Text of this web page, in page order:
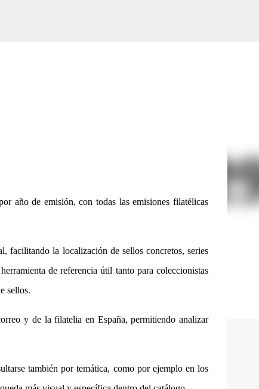
año de emisión, con todas las emisiones filatélicas
facilitando la localización de sellos concretos, series
de referencia útil tanto para coleccionistas
sellos.
y de la filatelia en España, permitiendo analizar
también por temática, como por ejemplo en los